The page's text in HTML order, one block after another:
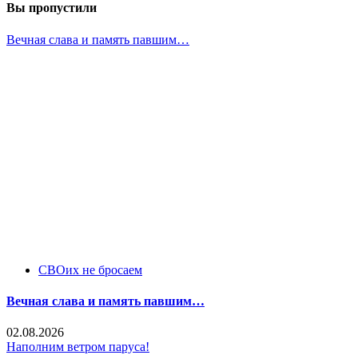
Вы пропустили
Вечная слава и память павшим…
СВОих не бросаем
Вечная слава и память павшим…
02.08.2026
Наполним ветром паруса!